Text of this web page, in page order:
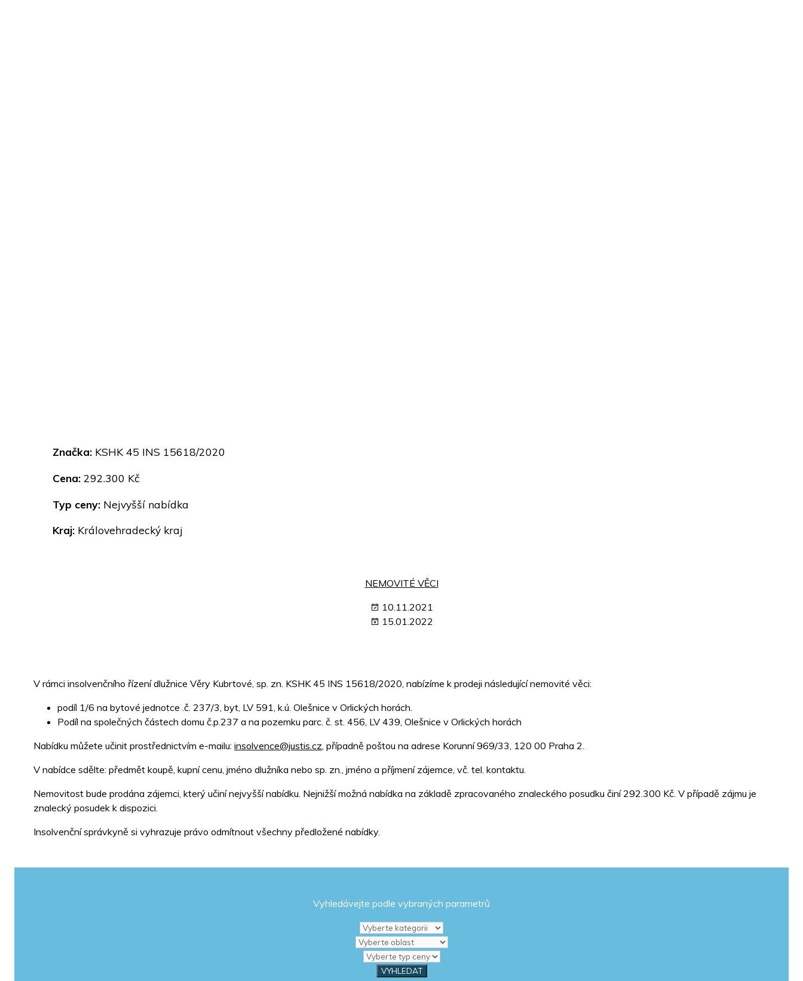
Značka: KSHK 45 INS 15618/2020
Cena: 292.300 Kč
Typ ceny: Nejvyšší nabídka
Kraj: Královehradecký kraj
NEMOVITÉ VĚCI
10.11.2021
15.01.2022
V rámci insolvenčního řízení dlužnice Věry Kubrtové, sp. zn. KSHK 45 INS 15618/2020, nabízíme k prodeji následující nemovité věci:
podíl 1/6 na bytové jednotce .č. 237/3, byt, LV 591, k.ú. Olešnice v Orlických horách.
Podíl na společných částech domu č.p.237 a na pozemku parc. č. st. 456, LV 439, Olešnice v Orlických horách
Nabídku můžete učinit prostřednictvím e-mailu: insolvence@justis.cz, případně poštou na adrese Korunní 969/33, 120 00 Praha 2.
V nabídce sdělte: předmět koupě, kupní cenu, jméno dlužníka nebo sp. zn., jméno a příjmení zájemce, vč. tel. kontaktu.
Nemovitost bude prodána zájemci, který učiní nejvyšší nabídku. Nejnižší možná nabídka na základě zpracovaného znaleckého posudku činí 292.300 Kč. V případě zájmu je
znalecký posudek k dispozici.
Insolvenční správkyně si vyhrazuje právo odmítnout všechny předložené nabídky.
Vyhledávejte podle vybraných parametrů